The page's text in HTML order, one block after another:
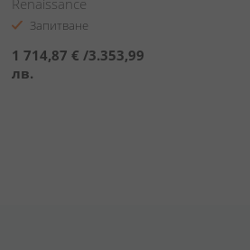
Renaissance
Запитване
1 714,87 € /3.353,99
лв.